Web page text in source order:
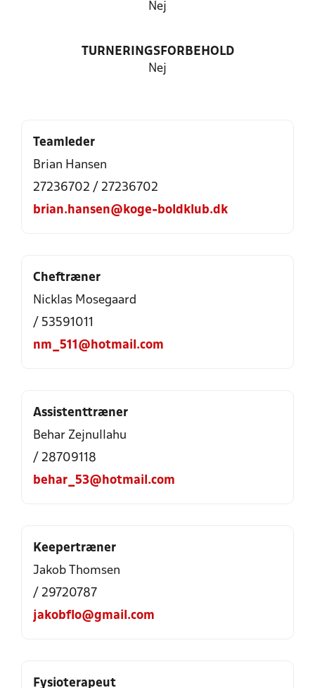
Nej
TURNERINGSFORBEHOLD
Nej
Teamleder
Brian Hansen
27236702 / 27236702
brian.hansen@koge-boldklub.dk
Cheftræner
Nicklas Mosegaard
/ 53591011
nm_511@hotmail.com
Assistenttræner
Behar Zejnullahu
/ 28709118
behar_53@hotmail.com
Keepertræner
Jakob Thomsen
/ 29720787
jakobflo@gmail.com
Fysioterapeut